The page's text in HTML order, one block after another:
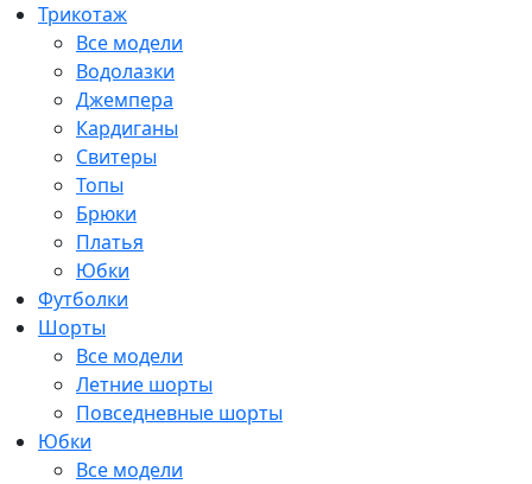
Трикотаж
Все модели
Водолазки
Джемпера
Кардиганы
Свитеры
Топы
Брюки
Платья
Юбки
Футболки
Шорты
Все модели
Летние шорты
Повседневные шорты
Юбки
Все модели